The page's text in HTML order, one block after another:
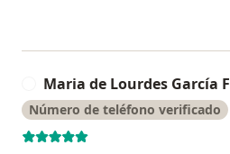
Maria de Lourdes García
Número de teléfono verificado